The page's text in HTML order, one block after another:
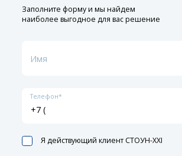
Заполните форму и мы найдем
наиболее выгодное для вас решение
Имя
Телефон*
Я действующий клиент СТОУН-XXI